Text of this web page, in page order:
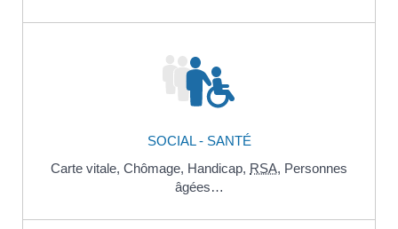
SOCIAL - SANTÉ
Carte vitale, Chômage, Handicap, RSA, Personnes
âgées…